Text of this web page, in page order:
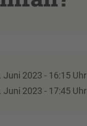
Juni 2023 - 16:15 Uhr
Juni 2023 - 17:45 Uhr